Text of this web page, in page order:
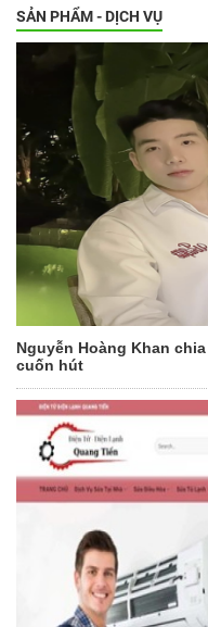
SẢN PHẨM - DỊCH VỤ
Nguyễn Hoàng Khan
cuốn hút